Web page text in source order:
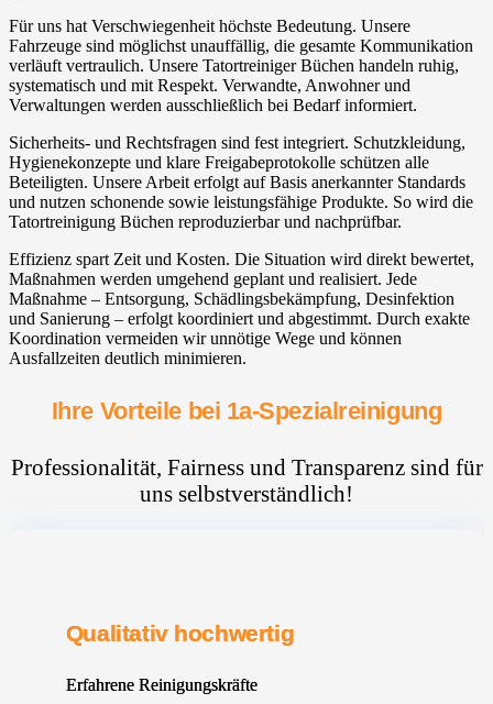
Für uns hat Verschwiegenheit höchste Bedeutung. Unsere
Fahrzeuge sind möglichst unauffällig, die gesamte Kommunikation
verläuft vertraulich. Unsere Tatortreiniger Büchen handeln ruhig,
systematisch und mit Respekt. Verwandte, Anwohner und
Verwaltungen werden ausschließlich bei Bedarf informiert.
Sicherheits- und Rechtsfragen sind fest integriert. Schutzkleidung,
Hygienekonzepte und klare Freigabeprotokolle schützen alle
Beteiligten. Unsere Arbeit erfolgt auf Basis anerkannter Standards
und nutzen schonende sowie leistungsfähige Produkte. So wird die
Tatortreinigung Büchen reproduzierbar und nachprüfbar.
Effizienz spart Zeit und Kosten. Die Situation wird direkt bewertet,
Maßnahmen werden umgehend geplant und realisiert. Jede
Maßnahme – Entsorgung, Schädlingsbekämpfung, Desinfektion
und Sanierung – erfolgt koordiniert und abgestimmt. Durch exakte
Koordination vermeiden wir unnötige Wege und können
Ausfallzeiten deutlich minimieren.
Ihre Vorteile bei 1a-Spezialreinigung
Professionalität, Fairness und Transparenz sind für
uns selbstverständlich!
Qualitativ hochwertig
Erfahrene Reinigungskräfte